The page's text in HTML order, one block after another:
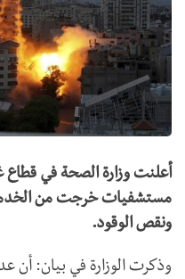
مستشفيات خرجت من
ونقص الوقود.
وذكرت الوزارة في بيان: